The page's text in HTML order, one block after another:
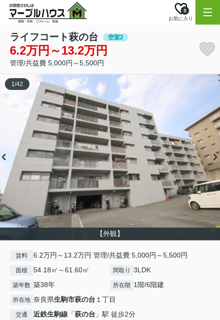
お気に入り
0
ライフコート萩の台 空室2
6.2万円～13.2万円
管理/共益費 5,000円～5,500円
【外観】
1/42
賃料 6.2万円～13.2万円 管理/共益費 5,000円～5,500円
面積 54.18㎡～61.60㎡ 間取り 3LDK
築年数 築38年 所在階 1階/6階建
所在地 奈良県生駒市萩の台 １丁目
交通 近鉄生駒線 「萩の台 」駅 徒歩2分